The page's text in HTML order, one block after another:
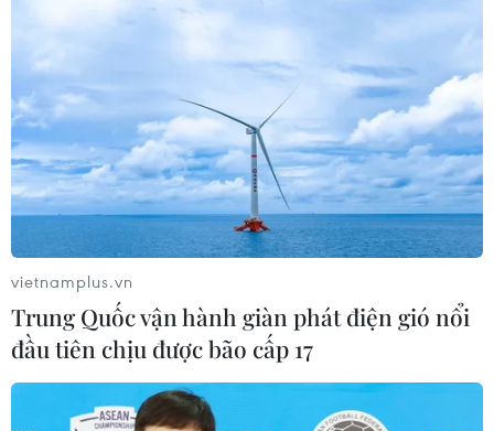
Hà Nội đã lập biên bản vi phạm hành chính 6.802
trường hợp vận tải hàng hóa, phạt gần 29 tỷ đồng, tạm
giữ 86 phương tiện.
vietnamplus.vn
Trung Quốc vận hành giàn phát điện gió nổi
đầu tiên chịu được bão cấp 17